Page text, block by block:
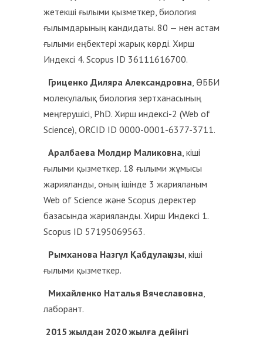
жетекші ғылыми қызметкер, биология
ғылымдарының кандидаты. 80 — нен астам
ғылыми еңбектері жарық көрді. Хирш
Индексі 4. Scopus ID 36111616700.
Гриценко Диляра Александровна, ӨББИ
молекулалық биология зертханасының
меңгерушісі, PhD. Хирш индексі-2 (Web of
Science), ORCID ID 0000-0001-6377-3711.
Аралбаева Молдир Маликовна, кіші
ғылыми қызметкер. 18 ғылыми жұмысы
жарияланды, оның ішінде 3 жарияланым
Web of Science және Scopus деректер
базасында жарияланды. Хирш Индексі 1.
Scopus ID 57195069563.
Рымханова Назгүл Қабдулақызы, кіші
ғылыми қызметкер.
Михайленко Наталья Вячеславовна,
лаборант.
2015 жылдан 2020 жылға дейінгі